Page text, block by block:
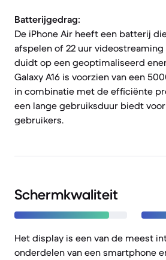
Batterijgedrag:
De iPhone Air heeft een batterij
afspelen of 22 uur
duidt op een geoptimaliseerd
Galaxy A16 is voorzien van een
in combinatie met de efficiënte
een lange gebruiksduur biedt
gebruikers.
Schermkwaliteit
Het display is een van de meest
onderdelen van een smartphone